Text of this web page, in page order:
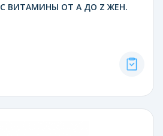
ВИТАМИНЫ ОТ А ДО Z ЖЕН.